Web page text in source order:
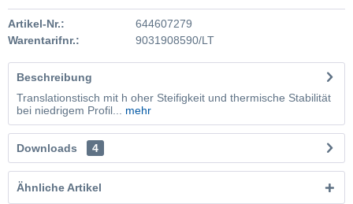
Artikel-Nr.:
644607279
Warentarifnr.:
9031908590/LT
Beschreibung
Translationstisch mit h oher Steifigkeit und thermische Stabilität
bei niedrigem Profil...
mehr
Downloads 4
Ähnliche Artikel